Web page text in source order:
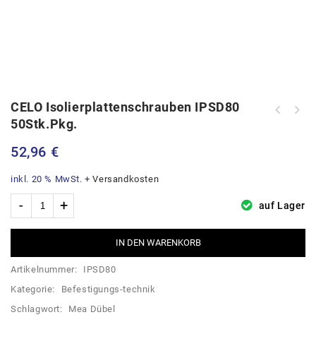
CELO Isolierplattenschrauben IPSD80
50Stk.Pkg.
52,96 €
inkl. 20 % MwSt. +Versandkosten
auf Lager
IN DEN WARENKORB
Artikelnummer:
IPSD80
Kategorie:
Befestigungs-technik
Schlagwort:
Mea Dübel